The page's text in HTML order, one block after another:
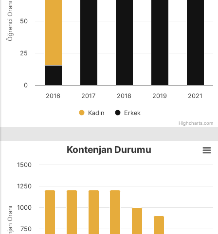
Öğrenci Oranı
Kadın Erkek
2016 2017 2018 2019 2021
0
25
50
Highcharts.com
Kontenjan Durumu
750
1000
1250
1500